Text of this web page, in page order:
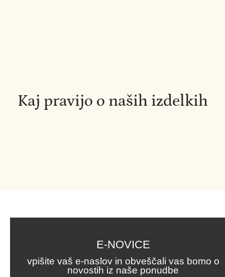
Kaj pravijo o naših izdelkih
E-NOVICE
vpišite vaš e-naslov in obveščali vas bomo o
novostih iz naše ponudbe